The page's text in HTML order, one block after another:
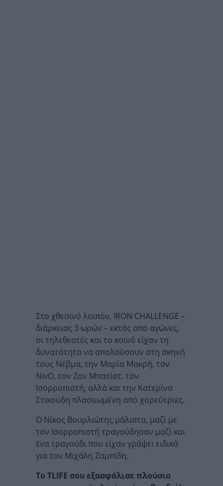
Στο χθεσινό λοιπόν, IRON CHALLENGE –
διάρκειας 3 ωρών – εκτός από αγώνες,
οι τηλεθεατές και το κοινό είχαν τη
δυνατότητα να απολαύσουν στη σκηνή
τους Νέβμα, την Μαρία Μακρή, τον
NivO, τον Ζαν Μπατίστ, τον
Ισορροπιστή, αλλά και την Κατερίνα
Στικούδη πλασιιωμένη από χορεύτριες.
Ο Νίκος Βουρλιώτης μάλιστα, μαζί με
τον Ισορροπιστή τραγούδησαν μαζί και
ένα τραγούδι που είχαν γράψει ειδικά
για τον Μιχάλη Ζαμπίδη.
Το TLIFE σου εξασφάλισε πλούσιο